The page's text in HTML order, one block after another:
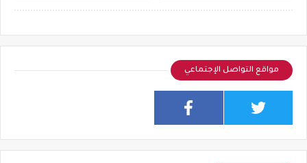
مواقع التواصل الإجتماعي